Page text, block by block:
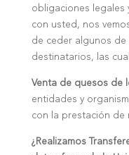
obligaciones
con usted, nos
de ceder algunos
destinatarios, las
Venta de quesos de
entidades y
con la prestación de
¿Realizamos